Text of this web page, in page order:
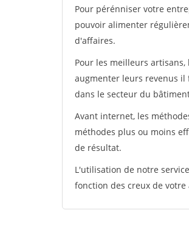
Pour pérénniser votre
pouvoir alimenter
d'affaires.
Pour les meilleurs
augmenter leurs revenus
dans le secteur du
Avant internet, les
méthodes plus ou moins
de résultat.
L'utilisation de notre
fonction des creux de